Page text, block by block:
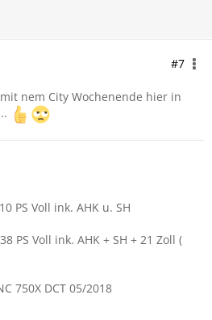
#7
nem City Wochenende hier in
PS Voll ink. AHK u. SH
PS Voll ink. AHK + SH + 21 Zoll (
750X DCT 05/2018